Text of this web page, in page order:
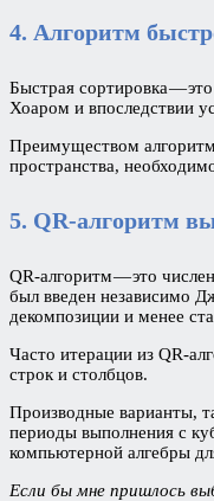
4. Алгоритм
Быстрая сортировка —
Хоаром и впоследствии
Преимуществом
пространства,
5. QR-алгоритм
QR-алгоритм — это
был введен независимо
декомпозиции и менее
Часто итерации из QR-
строк и столбцов.
Производные варианты,
периоды выполнения с
компьютерной алгебры
Если бы мне пришлось